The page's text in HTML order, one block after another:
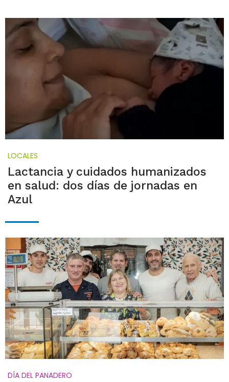
LOCALES
Lactancia y cuidados humanizados
en salud: dos días de jornadas en
Azul
DÍA DEL PANADERO